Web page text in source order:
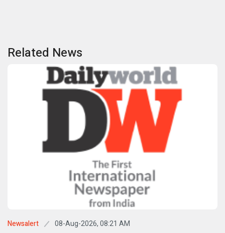
Related News
Newsalert 08-Aug-2026, 08:21 AM